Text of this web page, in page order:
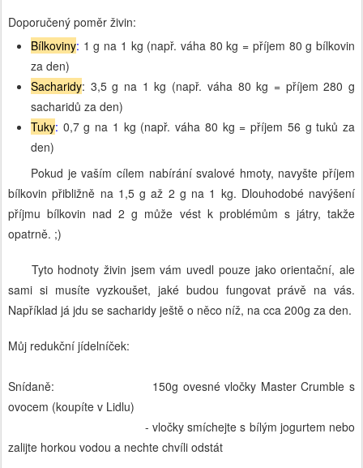
Doporučený poměr živin:
Bílkoviny: 1 g na 1 kg (např. váha 80 kg = příjem 80 g bílkovin
za den)
Sacharidy: 3,5 g na 1 kg (např. váha 80 kg = příjem 280 g
sacharidů za den)
Tuky: 0,7 g na 1 kg (např. váha 80 kg = příjem 56 g tuků za
den)
Pokud je vaším cílem nabírání svalové hmoty, navyšte příjem
bílkovin přibližně na 1,5 g až 2 g na 1 kg. Dlouhodobé navýšení
příjmu bílkovin nad 2 g může vést k problémům s játry, takže
opatrně. ;)
Tyto hodnoty živin jsem vám uvedl pouze jako orientační, ale
sami si musíte vyzkoušet, jaké budou fungovat právě na vás.
Například já jdu se sacharidy ještě o něco níž, na cca 200g za den.
Můj redukční jídelníček:
Snídaně: 150g ovesné vločky Master Crumble s
ovocem (koupíte v Lidlu)
- vločky smíchejte s bílým jogurtem nebo
zalijte horkou vodou a nechte chvíli odstát